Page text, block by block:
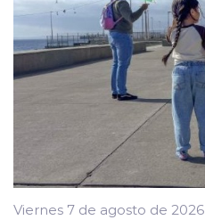
Viernes 7 de agosto de 2026